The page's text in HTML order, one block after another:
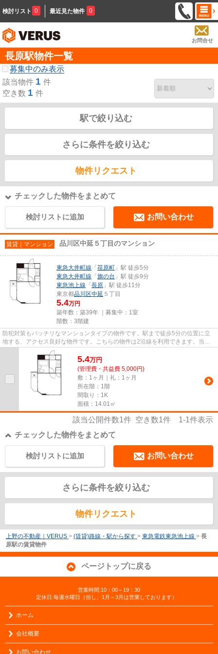
検討リスト 0 最近見た物件 0
お問合せ
長原駅物件一覧
募集中のみ表示
該当物件 1 件
空き数 1 件
駅で絞り込む
さらに条件を絞り込む
物件リクエスト
チェックした物件をまとめて
検討リストに追加 お問い合わせ
賃貸｜マンション 品川区中延５丁目のマンション
東急大井町線 「 荏原町 」駅 徒歩5分
東急大井町線 「 旗の台 」駅 徒歩9分
東急池上線 「 長原 」駅 徒歩11分
東京都品川区中延 ５丁目
5.4万円
築年数：築39年 ｜募集中： 1室
階数：3階建
防犯対策もバッチリなマンションタイプの物件です。駅まで徒歩5分の位置に立
地する、アクセス良好な物件です。こちらの物件は2沿線を利用できます。当社
スタッフが地域の賃貸情報をご...
5.4万円
(管理費・共益費 5,000円)
敷：1ヶ月｜礼：1ヶ月
所在階：1階
間取り：1K
面積：14.01㎡
該当公開件数1件 空き数1件 1-1件表示
チェックした物件をまとめて
お問い合わせ
検討リストに追加
さらに条件を絞り込む
物件リクエスト
上野の不動産｜VERUS > (賃貸)路線・駅から探す > 東急電鉄東急池上線 > 長
原駅の賃貸物件
ページトップに戻る
営業時間:10：00～19：30
定休日:毎週水曜日（但し、1月～3月は営業しております）
ホーム
会社概要
お問い合わせ